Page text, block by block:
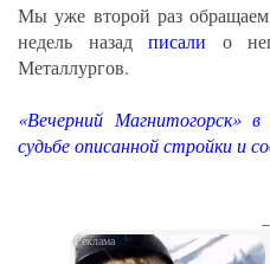
Мы уже второй раз
недель назадписали о
Металлургов.
«Вечерний Магнитогорск»
судьбе описанной стройки и